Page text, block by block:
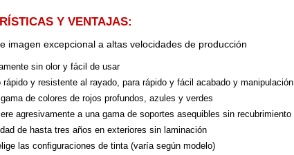
Y VENTAJAS:
imagen excepcional a altas velocidades de producción
sin olor y fácil de usar
rápido y resistente al rayado, para rápido y fácil acabado y manipulación
de colores de rojos profundos, azules y verdes
agresivamente a una gama de soportes asequibles sin recubrimiento
de hasta tres años en exteriores sin laminación
las configuraciones de tinta (varía según modelo)